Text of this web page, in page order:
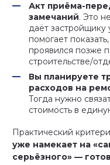
Акт приёма-
замечаний. Это
даёт застройщику
помогает
проявился позже
строительстве/
Вы планируете
расходов на
Тогда нужно
стоимость в
Практический
уже намекает на
серьёзного» —